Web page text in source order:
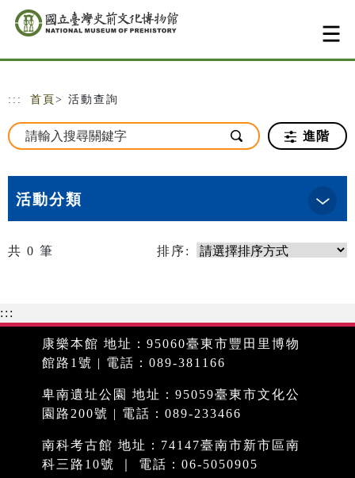
跳到主要內容
網站導覽
::: 首頁 > 活動查詢
進階
活動分類
共 0 筆 排序:
:::
康樂本館 地址：95060臺東市豐田里博物
館路1號 | 電話：089-381166
卑南遺址公園 地址：95059臺東市文化公
園路200號 | 電話：089-233466
南科考古館 地址：74147臺南市新市區南
科三路10號 ｜ 電話：06-5050905